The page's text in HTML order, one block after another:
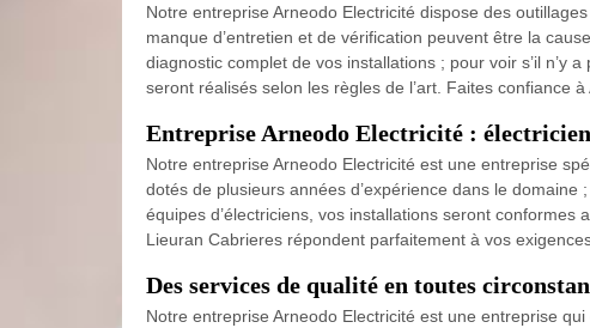
Notre entreprise Arneodo Electricité dispose des
manque d’entretien et de vérification peuvent être la
diagnostic complet de vos installations ; pour voir s’il n’y
seront réalisés selon les règles de l’art. Faites confiance
Entreprise Arneodo Electricité :
Notre entreprise Arneodo Electricité est une entreprise
dotés de plusieurs années d’expérience dans le
équipes d’électriciens, vos installations seront
Lieuran Cabrieres répondent parfaitement à vos
Des services de qualité en toutes
Notre entreprise Arneodo Electricité est une entreprise